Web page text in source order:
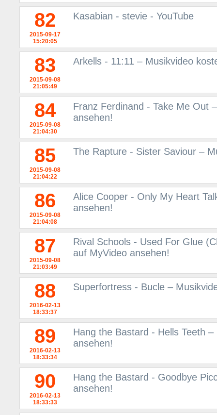
82
2015-09-17
15:20:05
Kasabian - stevie - YouTube
83
2015-09-08
21:05:49
Arkells - 11:11 – Musikvideo
84
2015-09-08
21:04:30
Franz Ferdinand - Take Me Out
ansehen!
85
2015-09-08
21:04:22
The Rapture - Sister Saviour –
86
2015-09-08
21:04:08
Alice Cooper - Only My Heart
ansehen!
87
2015-09-08
21:03:49
Rival Schools - Used For Glue
auf MyVideo ansehen!
88
2016-02-13
18:33:37
Superfortress - Bucle –
89
2016-02-13
18:33:34
Hang the Bastard - Hells Teeth
ansehen!
90
2016-02-13
18:33:33
Hang the Bastard - Goodbye
ansehen!